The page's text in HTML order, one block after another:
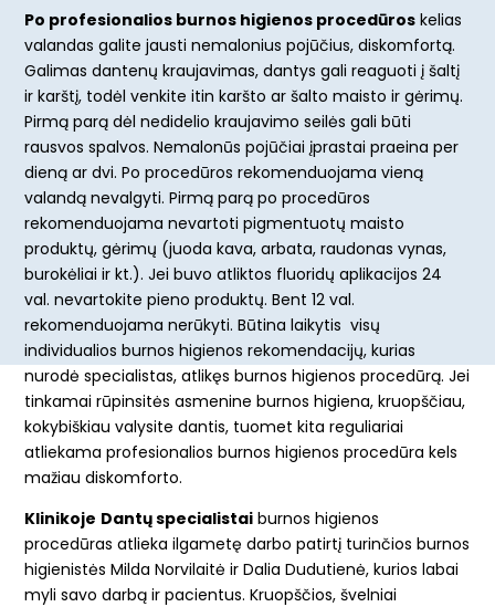
Po profesionalios burnos higienos procedūros kelias
valandas galite jausti nemalonius pojūčius, diskomfortą.
Galimas dantenų kraujavimas, dantys gali reaguoti į šaltį
ir karštį, todėl venkite itin karšto ar šalto maisto ir gėrimų.
Pirmą parą dėl nedidelio kraujavimo seilės gali būti
rausvos spalvos. Nemalonūs pojūčiai įprastai praeina per
dieną ar dvi. Po procedūros rekomenduojama vieną
valandą nevalgyti. Pirmą parą po procedūros
rekomenduojama nevartoti pigmentuotų maisto
produktų, gėrimų (juoda kava, arbata, raudonas vynas,
burokėliai ir kt.). Jei buvo atliktos fluoridų aplikacijos 24
val. nevartokite pieno produktų. Bent 12 val.
rekomenduojama nerūkyti. Būtina laikytis visų
individualios burnos higienos rekomendacijų, kurias
nurodė specialistas, atlikęs burnos higienos procedūrą. Jei
tinkamai rūpinsitės asmenine burnos higiena, kruopščiau,
kokybiškiau valysite dantis, tuomet kita reguliariai
atliekama profesionalios burnos higienos procedūra kels
mažiau diskomforto.
Klinikoje Dantų specialistai burnos higienos
procedūras atlieka ilgametę darbo patirtį turinčios burnos
higienistės Milda Norvilaitė ir Dalia Dudutienė, kurios labai
mylisavo darbą ir pacientus. Kruopščios, švelniai